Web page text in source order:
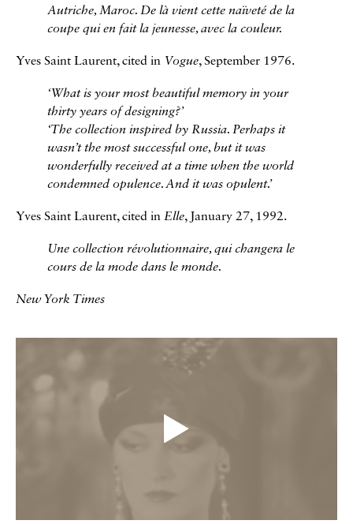
Autriche, Maroc. De là vient cette naïveté de la
coupe qui en fait la jeunesse, avec la couleur.
Yves Saint Laurent, cited in Vogue, September 1976.
‘What is your most beautiful memory in your
thirty years of designing?’
‘The collection inspired by Russia. Perhaps it
wasn’t the most successful one, but it was
wonderfully received at a time when the world
condemned opulence. And it was opulent.’
Yves Saint Laurent, cited in Elle, January 27, 1992.
Une collection révolutionnaire, qui changera le
cours de la mode dans le monde.
New York Times